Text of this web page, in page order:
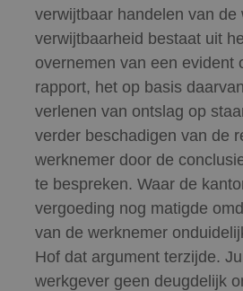
verwijtbaar handelen van de
verwijtbaarheid bestaat uit
overnemen van een evident
rapport, het op basis
verlenen van ontslag op
verder beschadigen van de
werknemer door de
te bespreken. Waar de
vergoeding nog matigde
van de werknemer
Hof dat argument terzijde.
werkgever geen deugdelijk